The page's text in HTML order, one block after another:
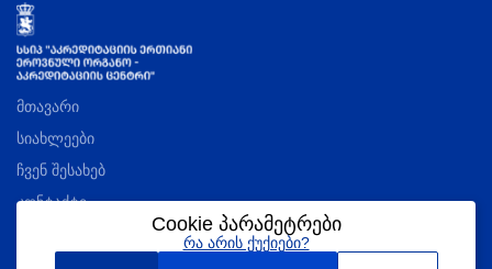
მთავარი
სიახლეები
ჩვენ შესახებ
კონტაქტი
Cookie პარამეტრები
რა არის ქუქიები?